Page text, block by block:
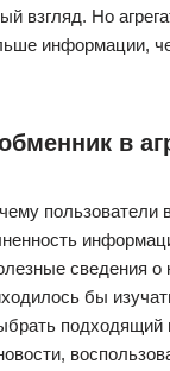
взгляд. Но
информации,
в
пользователи
сведения о
бы
подходящий